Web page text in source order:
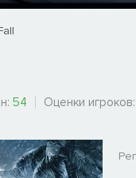
54 Оценки